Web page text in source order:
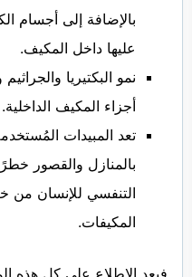
بالإضافة إلى أجسام
عليها داخل المكيف.
نمو البكتيريا
أجزاء المكيف الداخلية.
تعد المبيدات
بالمنازل والقصور
التنفسي للإنسان من
المكيفات.
فبعد الاطلاع على كل هذه